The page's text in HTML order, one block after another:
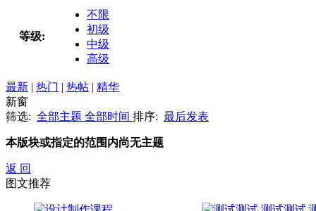
等级:
不限
初级
中级
高级
最新 | 热门 | 热帖 | 精华
新窗
筛选: 全部主题 全部时间 排序: 最后发表
本版块或指定的范围内尚无主题
返 回
图文推荐